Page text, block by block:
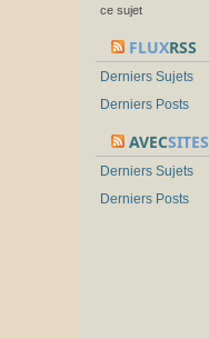
ce sujet
FLUXRSS
Derniers Sujets
Derniers Posts
AVECSITES
Derniers Sujets
Derniers Posts